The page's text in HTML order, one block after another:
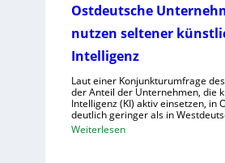
S
-
u
s
a
c
h
e
n
u
a
n
o
i
d
e
Ostdeutsche
nutzen seltener
Intelligenz
Laut einer Konjunkturumfrage
der Anteil der Unternehmen, die
Intelligenz (KI) aktiv einsetzen, in
deutlich geringer als in
Weiterlesen: